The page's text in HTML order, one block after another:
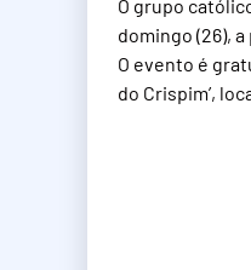
O grupo
domingo (26),
O evento é
do Crispim’,